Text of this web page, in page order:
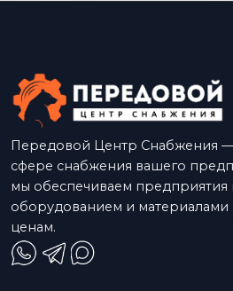
Передовой Центр Снабжения
сфере снабжения вашего
мы обеспечиваем предприятия
оборудованием и
ценам.